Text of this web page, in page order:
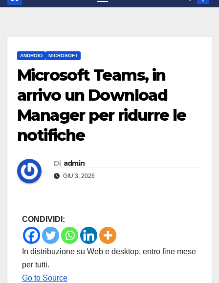
ANDROID MICROSOFT
Microsoft Teams, in
arrivo un Download
Manager per ridurre le
notifiche
Di admin
GIU 3, 2026
CONDIVIDI:
In distribuzione su Web e desktop, entro fine mese
per tutti.
Go to Source